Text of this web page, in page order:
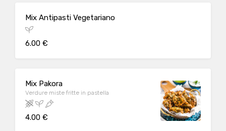
Mix Antipasti Vegetariano
6.00 €
Mix Pakora
Verdure miste fritte in pastella
4.00 €